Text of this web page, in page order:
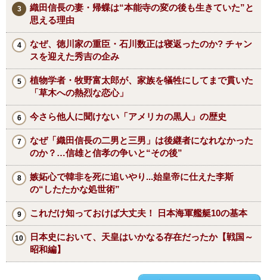
織田信長の妻・帰蝶は“本能寺の変の後も生きていた”と
思える理由
なぜ、徳川家の重臣・石川数正は寝返ったのか? チャン
スを迎えた秀吉の企み
植物学者・牧野富太郎が、家族を犠牲にしてまで貫いた
「草木への熱烈な恋心」
今さら他人に聞けない「アメリカの黒人」の歴史
なぜ「織田信長の二男と三男」は後継者になれなかった
のか？…信雄と信孝の争いと“その後”
嫉妬心で韓非を死に追いやり...始皇帝に仕えた李斯
の“したたかな処世術”
これだけ知っておけば大丈夫！ 日本海軍艦艇10の基本
日本史において、天皇はいかなる存在だったか【戦国～
昭和編】